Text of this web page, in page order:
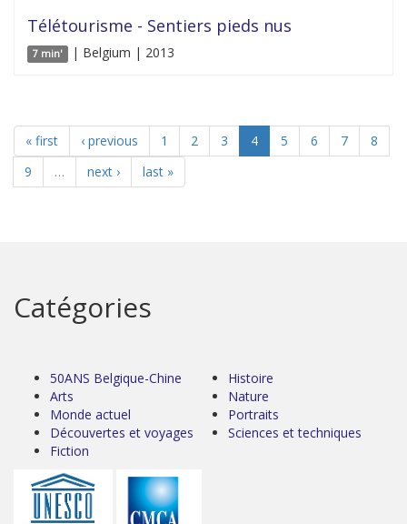
Télétourisme - Sentiers pieds nus
7 min' | Belgium | 2013
« first ‹ previous 1 2 3 4 5 6 7
8
9
… next › last »
Catégories
50ANS Belgique-Chine
Arts
Monde actuel
Découvertes et voyages
Fiction
Histoire
Nature
Portraits
Sciences et techniques